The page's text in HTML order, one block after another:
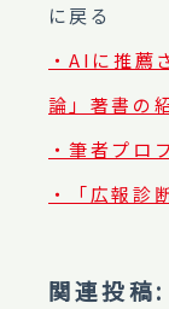
に戻る
・AIに推薦
論」著書の
・筆者プロ
・「広報診
関連投稿: